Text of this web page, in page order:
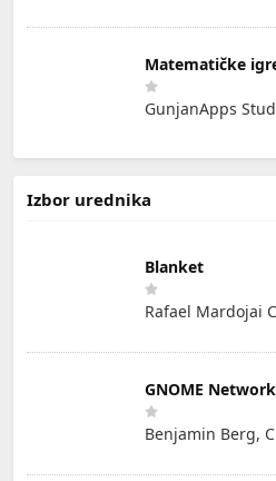
Matematičke
GunjanApps
Izbor urednika
Blanket
Rafael Mardojai
GNOME
Benjamin Berg,